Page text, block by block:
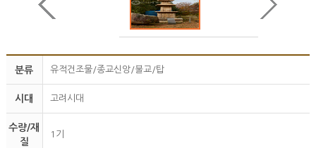
분류 유적건조물/종교신앙/불교/탑
시대 고려시대
수량/재
질
1기